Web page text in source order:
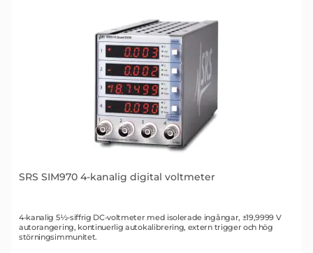
SRS SIM970 4-kanalig digital voltmeter
Art. nr 1429
4-kanalig 5½-siffrig DC-voltmeter med isolerade ingångar, ±19,9999 V
autorangering, kontinuerlig autokalibrering, extern trigger och hög
störningsimmunitet.